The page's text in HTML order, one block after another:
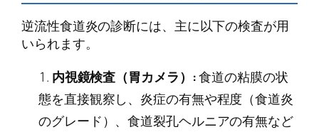
逆流性食道炎の診断には、主に以下の検査が用
いられます。
内視鏡検査（胃カメラ）:食道の粘膜の状
態を直接観察し、炎症の有無や程度（食道炎
のグレード）、食道裂孔ヘルニアの有無など